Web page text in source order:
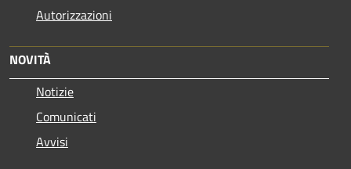
Autorizzazioni
NOVITÀ
Notizie
Comunicati
Avvisi